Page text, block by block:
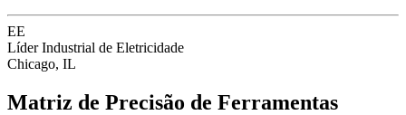
EE
Líder Industrial de Eletricidade
Chicago, IL
Matriz de Precisão de Ferramentas